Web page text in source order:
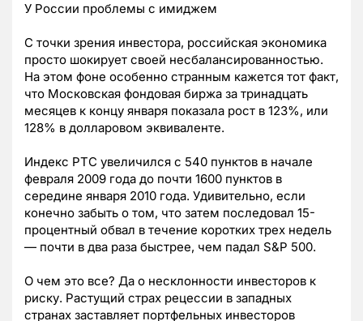
У России проблемы с имиджем
С точки зрения инвестора, российская экономика
просто шокирует своей несбалансированностью.
На этом фоне особенно странным кажется тот факт,
что Московская фондовая биржа за тринадцать
месяцев к концу января показала рост в 123%, или
128% в долларовом эквиваленте.
Индекс РТС увеличился с 540 пунктов в начале
февраля 2009 года до почти 1600 пунктов в
середине января 2010 года. Удивительно, если
конечно забыть о том, что затем последовал 15-
процентный обвал в течение коротких трех недель
— почти в два раза быстрее, чем падал S&P 500.
О чем это все? Да о несклонности инвесторов к
риску. Растущий страх рецессии в западных
странах заставляет портфельных инвесторов